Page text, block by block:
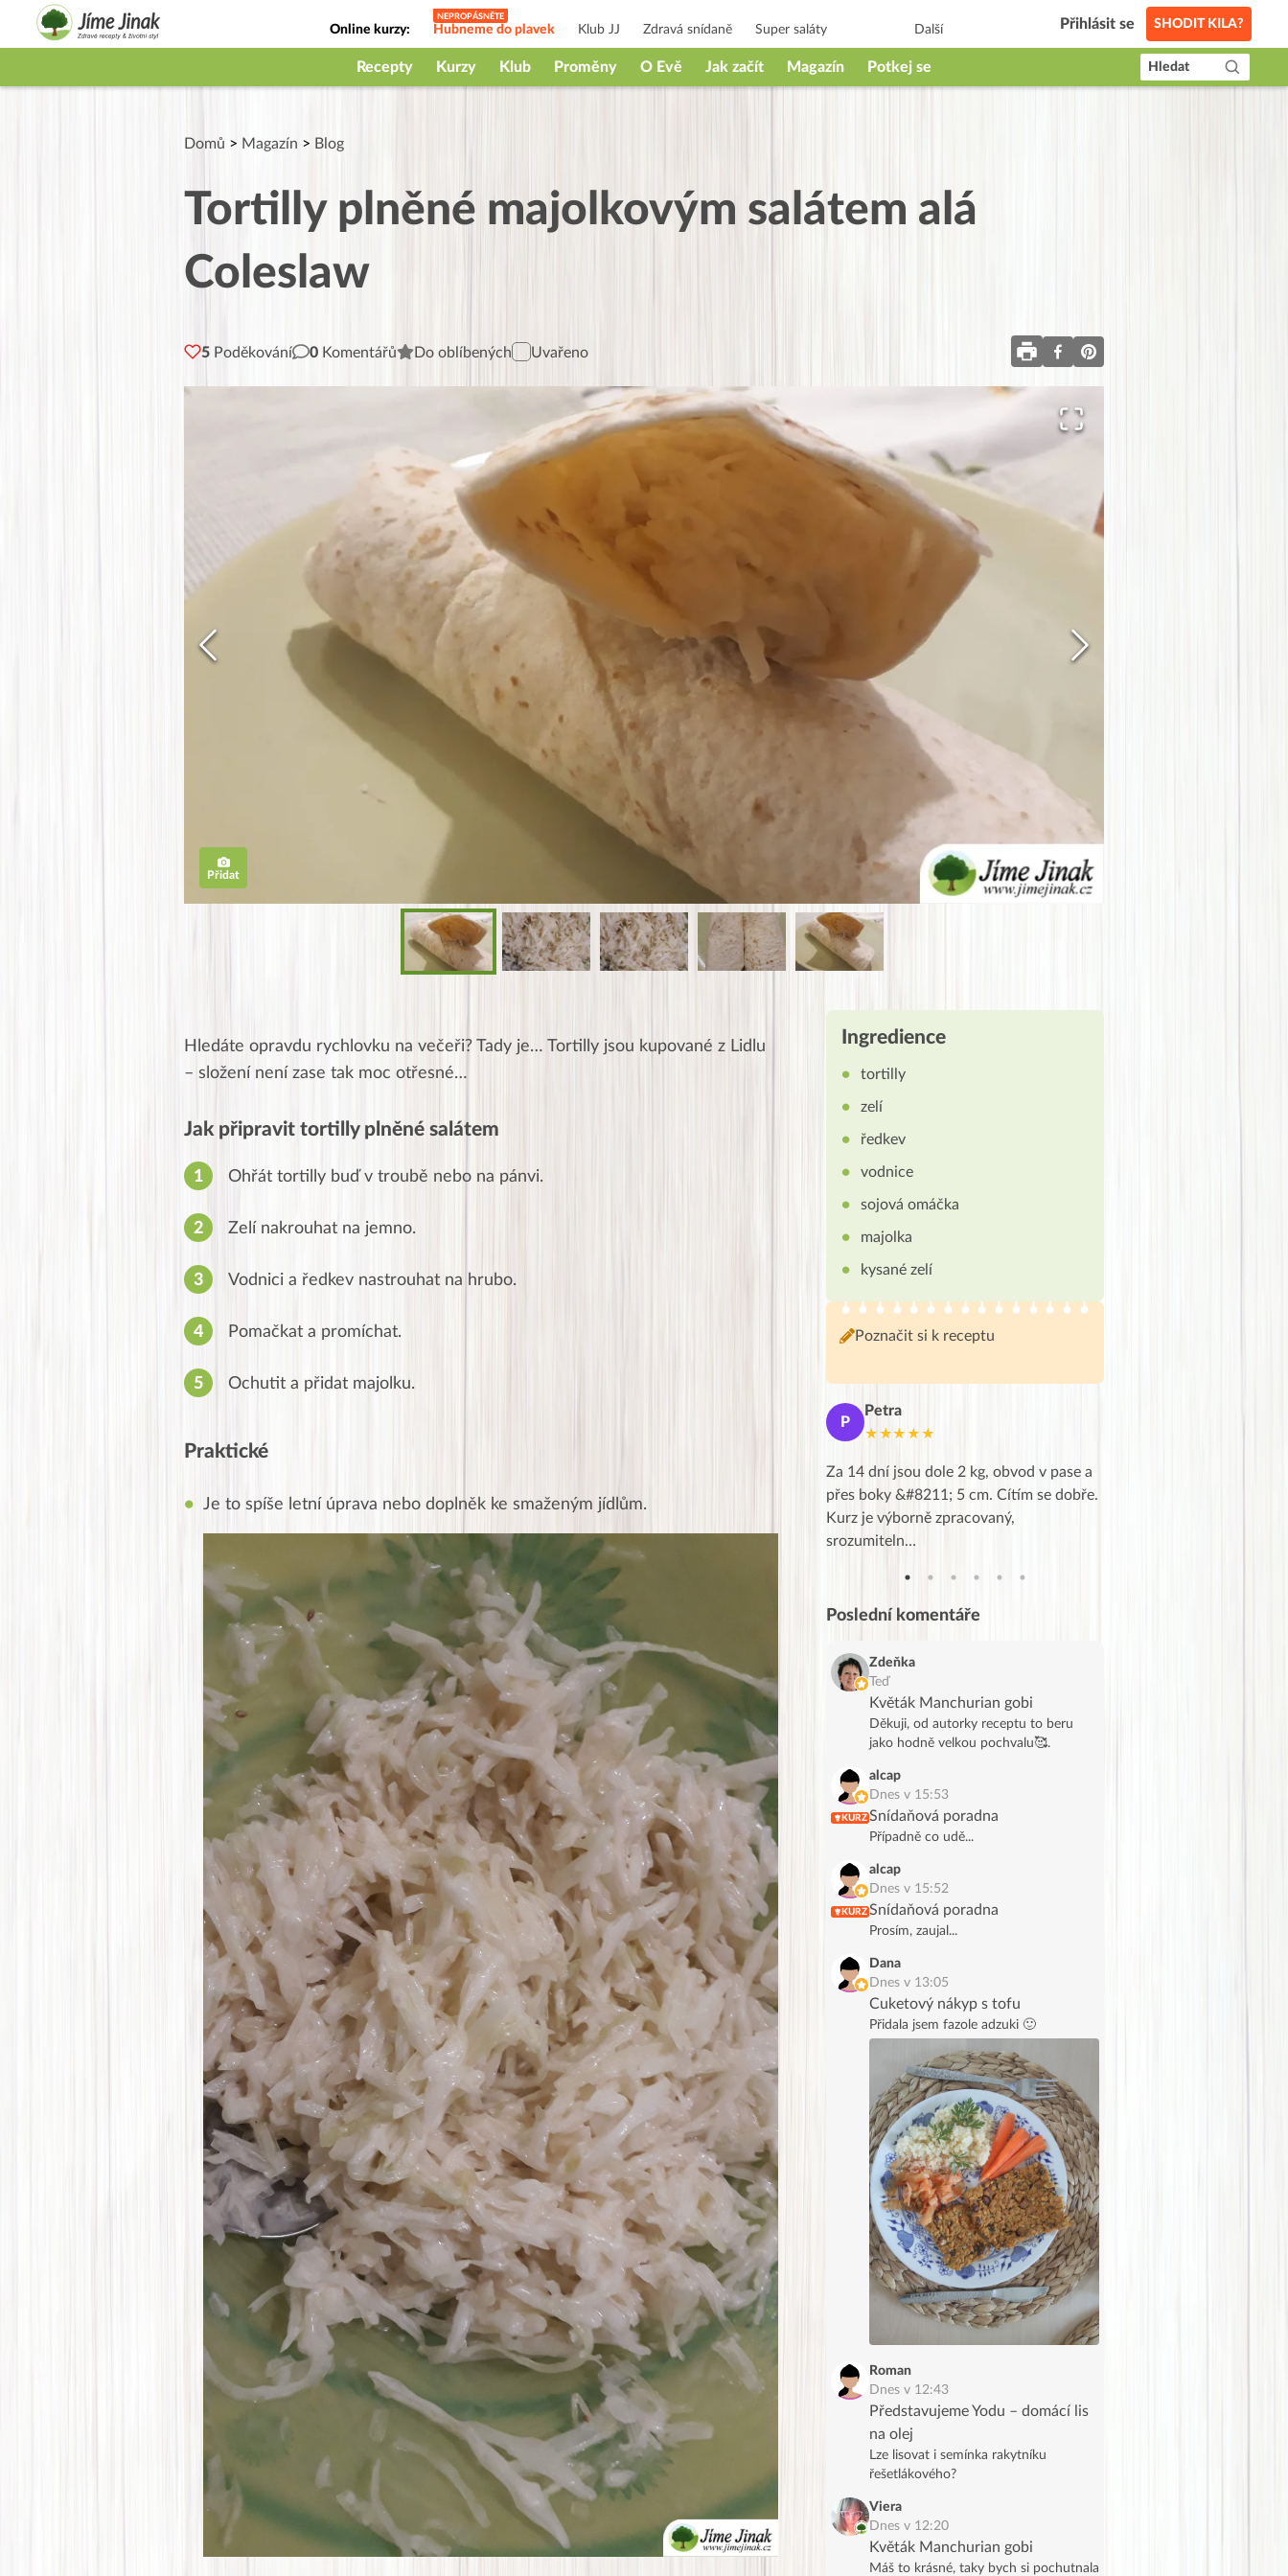
Online kurzy: Hubneme do plavek Klub JJ Zdravá snídaně Super saláty
Jak na babičky
Další Přihlásit se SHODIT KILA?
Recepty Kurzy Klub Proměny O Evě Jak začít Magazín Potkej se Hledat
Domů > Magazín > Blog
Tortilly plněné majolkovým salátem alá
Coleslaw
5 Poděkování 0 Komentářů Do oblíbených Uvařeno
Přidat
Hledáte opravdu rychlovku na večeři? Tady je… Tortilly jsou kupované z Lidlu
– složení není zase tak moc otřesné…
Jak připravit tortilly plněné salátem
Ohřát tortilly buď v troubě nebo na pánvi.
Zelí nakrouhat na jemno.
Vodnici a ředkev nastrouhat na hrubo.
Pomačkat a promíchat.
Ochutit a přidat majolku.
Praktické
Je to spíše letní úprava nebo doplněk ke smaženým jídlům.
Ingredience
tortilly
zelí
ředkev
vodnice
sojová omáčka
majolka
kysané zelí
Poznačit si k receptu
obzvlášť velké poděkování, obdiv a
uznání pro hlavní dvojici Peťa a Gábi!! 👏
Posílá…
P
Petra
★★★★★
Za 14 dní jsou dole 2 kg, obvod v pase a
přes boky &#8211; 5 cm. Cítím se dobře.
Kurz je výborně zpracovaný,
srozumiteln…
Poslední komentáře
Zdeňka
Teď
Květák Manchurian gobi
Děkuji, od autorky receptu to beru
jako hodně velkou pochvalu🥰.
KURZ
alcap
Dnes v 15:53
Snídaňová poradna
Případně co udě...
KURZ
alcap
Dnes v 15:52
Snídaňová poradna
Prosím, zaujal...
Dana
Dnes v 13:05
Cuketový nákyp s tofu
Přidala jsem fazole adzuki 🙂
Roman
Dnes v 12:43
Představujeme Yodu – domácí lis
na olej
Lze lisovat i semínka rakytníku
řešetlákového?
Viera
Dnes v 12:20
Květák Manchurian gobi
Máš to krásné, taky bych si pochutnala